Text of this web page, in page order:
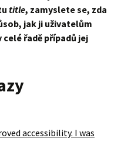
title, zamyslete se, zda
jak ji uživatelům
řadě případů jej
accessibility. I was